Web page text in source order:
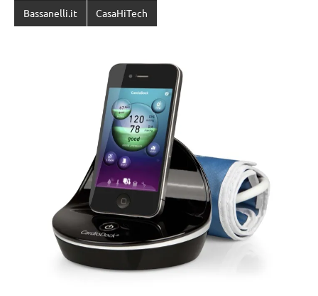
Bassanelli.it CasaHiTech